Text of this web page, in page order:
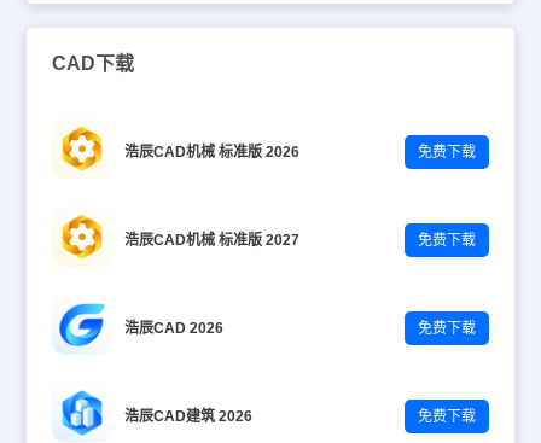
CAD下载
浩辰CAD机械 标准版 2026 免费下载
浩辰CAD机械 标准版 2027 免费下载
浩辰CAD 2026 免费下载
浩辰CAD建筑 2026 免费下载